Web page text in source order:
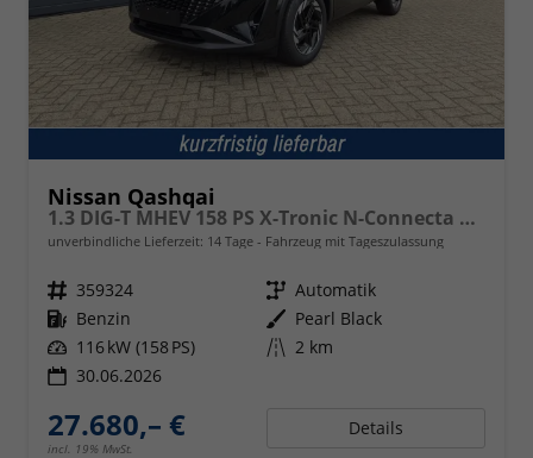
Nissan Qashqai
1.3 DIG-T MHEV 158 PS X-Tronic N-Connecta Teil-Leder PanoGlasdach Klimaautomatik Sitzheizung Lenkradheizung Navi ACC PDC v+h 360°Kamera DAB Bluetooth Touchscreen Apple CarPlay Android Auto 18"LM
unverbindliche Lieferzeit: 14 Tage Fahrzeug mit Tageszulassung
Fahrzeugnr. 359324 Getriebe Automatik
Kraftstoff Benzin Außenfarbe Pearl Black
Leistung 116 kW (158 PS) Kilometerstand 2 km
30.06.2026
27.680,– €
incl. 19% MwSt.
Details